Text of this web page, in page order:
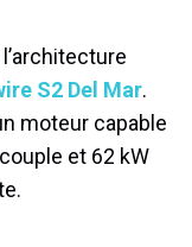
S2 Del Mar.
moteur capable
et 62 kW